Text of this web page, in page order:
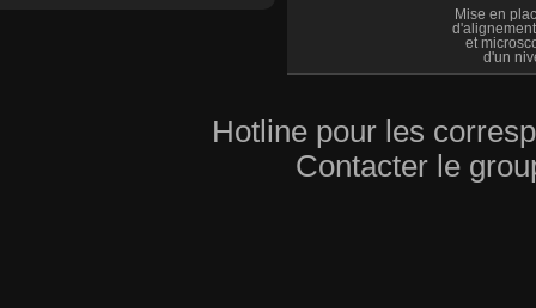
Mise en
et
d'un
Hotline pour les
Contacter le